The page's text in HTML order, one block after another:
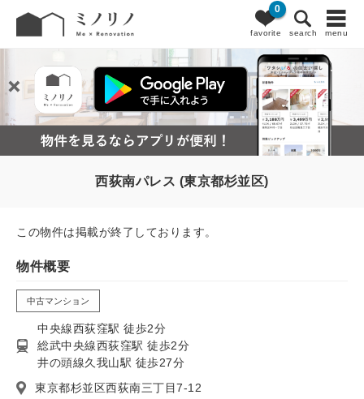
favorite
0
search menu
西荻南パレス (東京都杉並区)
この物件は掲載が終了しております。
物件概要
中古マンション
中央線西荻窪駅 徒歩2分
総武中央線西荻窪駅 徒歩2分
井の頭線久我山駅 徒歩27分
東京都杉並区西荻南三丁目7-12